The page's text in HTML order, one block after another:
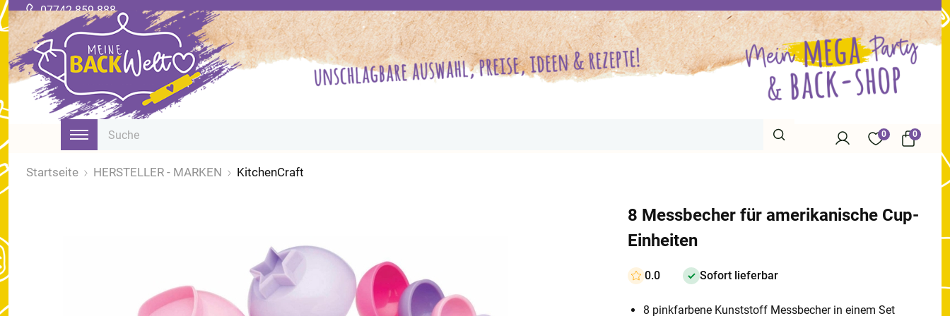
07742 859 888
0 0
Startseite HERSTELLER - MARKEN KitchenCraft
8 Messbecher für amerikanische Cup-
Einheiten
0.0 Sofort lieferbar
8 pinkfarbene Kunststoff Messbecher in einem Set